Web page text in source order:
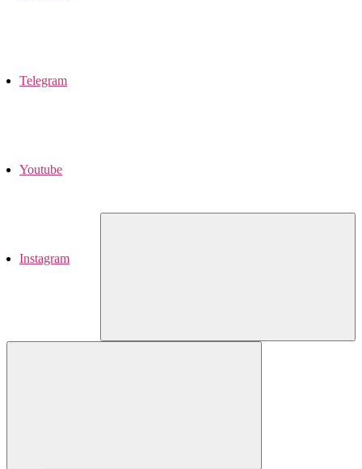
Telegram
Youtube
Instagram